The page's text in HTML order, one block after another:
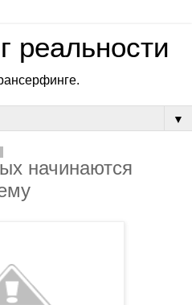
реальности
▼
начинаются